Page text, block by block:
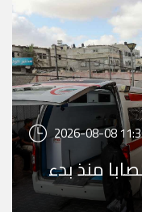
2026-08-08
شهيدا و174,242 مصابا منذ بدء